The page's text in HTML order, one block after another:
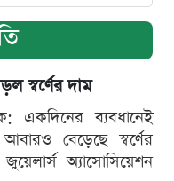
স্বর্ণের দাম
একদিনের ব্যবধানেই
বেড়েছে স্বর্ণের
অ্যাসোসিয়েশন